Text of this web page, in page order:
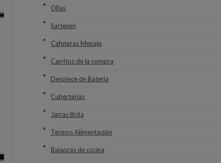
Ollas
Sartenes
Cafeteras Menaje
Carritos de la compra
Despiece de Batería
Cuberterías
Jarras Brita
Termos Alimentación
Balanzas de cocina